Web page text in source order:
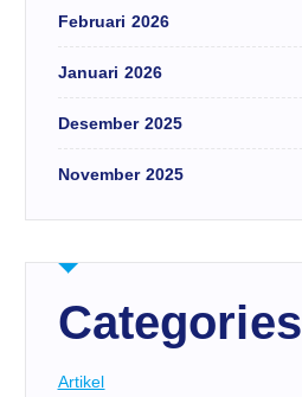
Februari 2026
Januari 2026
Desember 2025
November 2025
Categories
Artikel